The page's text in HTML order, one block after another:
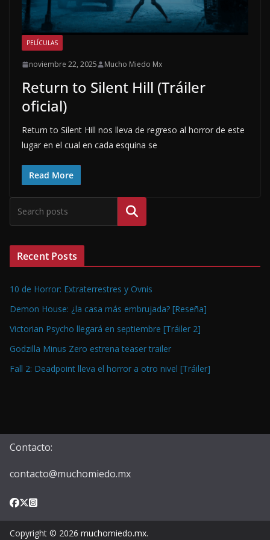
PELÍCULAS
noviembre 22, 2025 Mucho Miedo Mx
Return to Silent Hill (Tráiler
oficial)
Return to Silent Hill nos lleva de regreso al horror de este
lugar en el cual en cada esquina se
Read More
Buscar
Recent Posts
10 de Horror: Extraterrestres y Ovnis
Demon House: ¿la casa más embrujada? [Reseña]
Victorian Psycho llegará en septiembre [Tráiler 2]
Godzilla Minus Zero estrena teaser trailer
Fall 2: Deadpoint lleva el horror a otro nivel [Tráiler]
Contacto:
contacto@muchomiedo.mx
Copyright © 2026 muchomiedo.mx.